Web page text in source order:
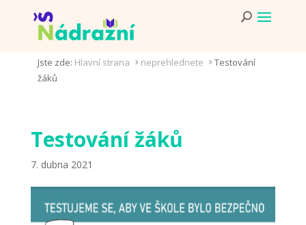
Jste zde: Hlavní strana 5 neprehlednete 5 Testování
žáků
Testování žáků
7. dubna 2021